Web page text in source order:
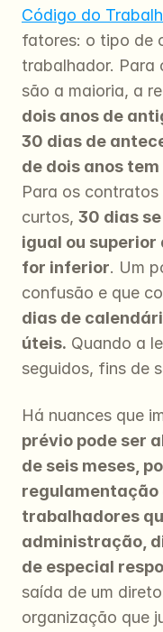
Código do
fatores: o tipo de
trabalhador. Para
são a maioria, a
dois anos de
30 dias de
de dois anos
Para os
curtos, 30 dias
igual ou superior
for inferior. Um
confusão e que
dias de
úteis. Quando a
seguidos, fins de
Há nuances que
prévio pode ser
de seis meses,
regulamentação
trabalhadores
administração,
de especial
saída de um
organização que